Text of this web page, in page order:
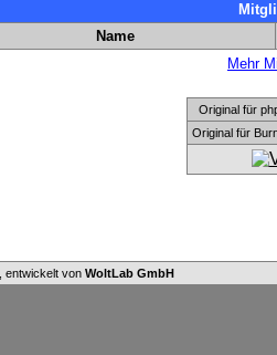
Name
Mehr
Original für
Original für
, entwickelt von WoltLab GmbH